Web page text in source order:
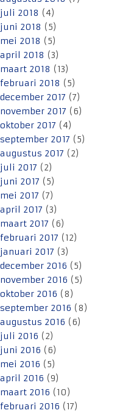
juli 2018 (4)
juni 2018 (5)
mei 2018 (5)
april 2018 (3)
maart 2018 (13)
februari 2018 (5)
december 2017 (7)
november 2017 (6)
oktober 2017 (4)
september 2017 (5)
augustus 2017 (2)
juli 2017 (2)
juni 2017 (5)
mei 2017 (7)
april 2017 (3)
maart 2017 (6)
februari 2017 (12)
januari 2017 (3)
december 2016 (5)
november 2016 (5)
oktober 2016 (8)
september 2016 (8)
augustus 2016 (6)
juli 2016 (2)
juni 2016 (6)
mei 2016 (5)
april 2016 (9)
maart 2016 (10)
februari 2016 (17)